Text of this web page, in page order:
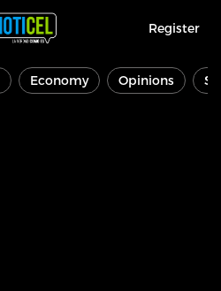
Register
Economy Opinions